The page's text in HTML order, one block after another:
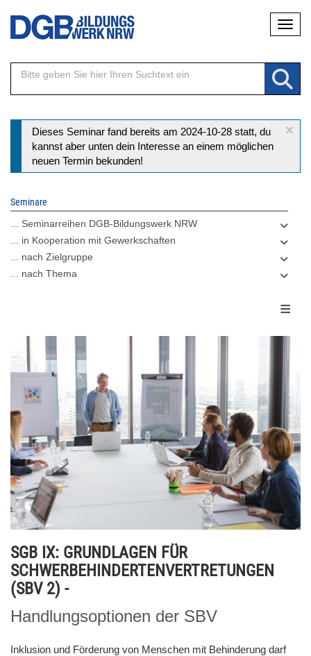
Direkt
Inhalt
×
Statusmeldung
Dieses Seminar fand bereits am 2024-10-28 statt, du
kannst aber unten dein Interesse an einem möglichen
neuen Termin bekunden!
Seminare
... Seminarreihen DGB-Bildungswerk NRW
... in Kooperation mit Gewerkschaften
... nach Zielgruppe
... nach Thema
SGB IX: GRUNDLAGEN FÜR
SCHWERBEHINDERTENVERTRETUNGEN
(SBV 2) -
Handlungsoptionen der SBV
Inklusion und Förderung von Menschen mit Behinderung darf